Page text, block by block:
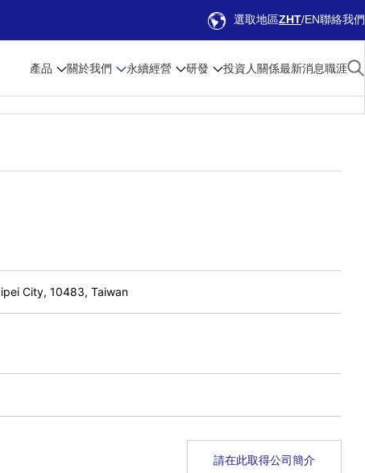
選取地區ZHT EN聯絡我們
產品 關於我們 永續經營 研發 投資人關係最新消息職涯
City, 10483, Taiwan
請在此取得公司簡介